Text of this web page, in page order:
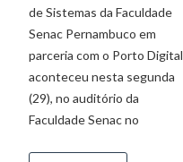
de Sistemas da Faculdade
Senac Pernambuco em
parceria com o Porto Digital
aconteceu nesta segunda
(29), no auditório da
Faculdade Senac no